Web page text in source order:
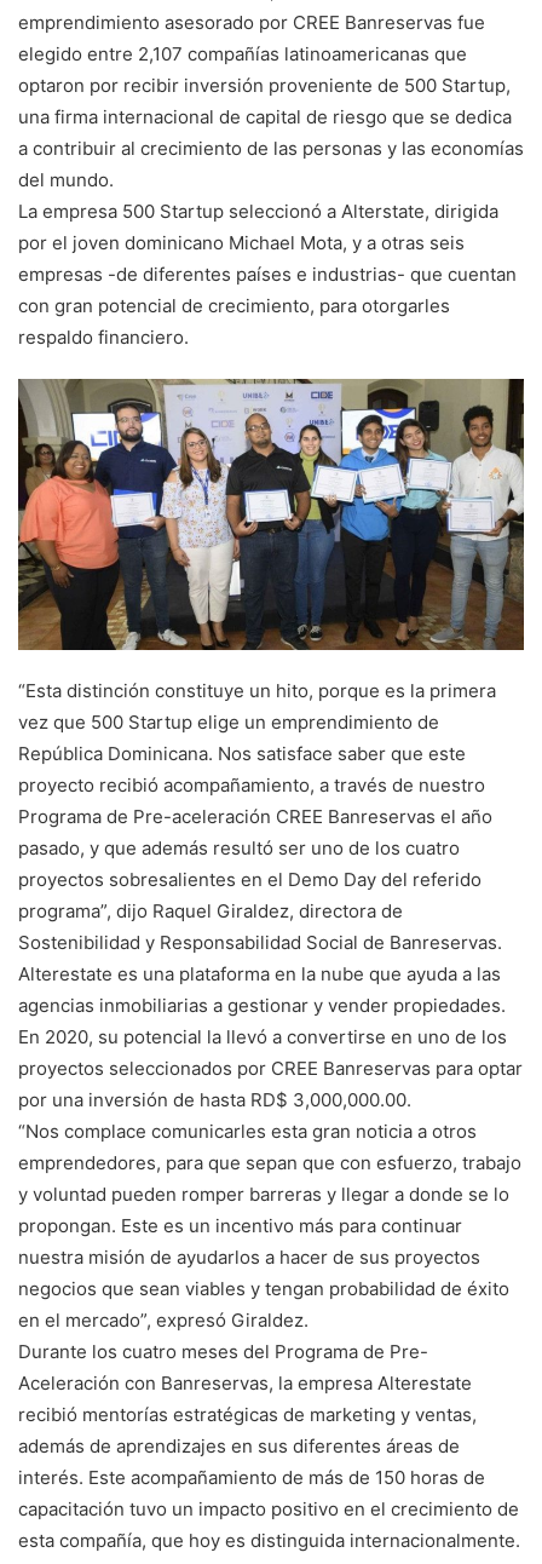
emprendimiento asesorado por CREE Banreservas fue
elegido entre 2,107 compañías latinoamericanas que
optaron por recibir inversión proveniente de 500 Startup,
una firma internacional de capital de riesgo que se dedica
a contribuir al crecimiento de las personas y las economías
del mundo.
La empresa 500 Startup seleccionó a Alterstate, dirigida
por el joven dominicano Michael Mota, y a otras seis
empresas -de diferentes países e industrias- que cuentan
con gran potencial de crecimiento, para otorgarles
respaldo financiero.
“Esta distinción constituye un hito, porque es la primera
vez que 500 Startup elige un emprendimiento de
República Dominicana. Nos satisface saber que este
proyecto recibió acompañamiento, a través de nuestro
Programa de Pre-aceleración CREE Banreservas el año
pasado, y que además resultó ser uno de los cuatro
proyectos sobresalientes en el Demo Day del referido
programa”, dijo Raquel Giraldez, directora de
Sostenibilidad y Responsabilidad Social de Banreservas.
Alterestate es una plataforma en la nube que ayuda a las
agencias inmobiliarias a gestionar y vender propiedades.
En 2020, su potencial la llevó a convertirse en uno de los
proyectos seleccionados por CREE Banreservas para optar
por una inversión de hasta RD$ 3,000,000.00.
“Nos complace comunicarles esta gran noticia a otros
emprendedores, para que sepan que con esfuerzo, trabajo
y voluntad pueden romper barreras y llegar a donde se lo
propongan. Este es un incentivo más para continuar
nuestra misión de ayudarlos a hacer de sus proyectos
negocios que sean viables y tengan probabilidad de éxito
en el mercado”, expresó Giraldez.
Durante los cuatro meses del Programa de Pre-
Aceleración con Banreservas, la empresa Alterestate
recibió mentorías estratégicas de marketing y ventas,
además de aprendizajes en sus diferentes áreas de
interés. Este acompañamiento de más de 150 horas de
capacitación tuvo un impacto positivo en el crecimiento de
esta compañía, que hoy es distinguida internacionalmente.